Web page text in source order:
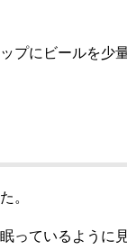
プにビールを少
。
っているように